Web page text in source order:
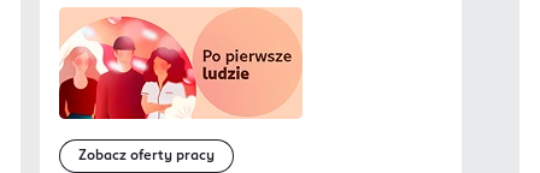
Zobacz oferty pracy